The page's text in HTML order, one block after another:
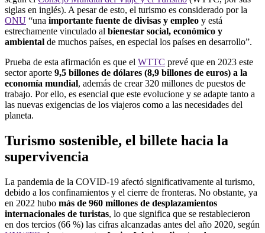
siglas en inglés). A pesar de esto, el turismo es considerado por la
ONU “una importante fuente de divisas y empleo y está
estrechamente vinculado al bienestar social, económico y
ambiental de muchos países, en especial los países en desarrollo”.
Prueba de esta afirmación es que el WTTC prevé que en 2023 este
sector aporte 9,5 billones de dólares (8,9 billones de euros) a la
economía mundial, además de crear 320 millones de puestos de
trabajo. Por ello, es esencial que este evolucione y se adapte tanto a
las nuevas exigencias de los viajeros como a las necesidades del
planeta.
Turismo sostenible, el billete hacia la
supervivencia
La pandemia de la COVID-19 afectó significativamente al turismo,
debido a los confinamientos y el cierre de fronteras. No obstante, ya
en 2022 hubo más de 960 millones de desplazamientos
internacionales de turistas, lo que significa que se restablecieron
en dos tercios (66 %) las cifras alcanzadas antes del año 2020, según